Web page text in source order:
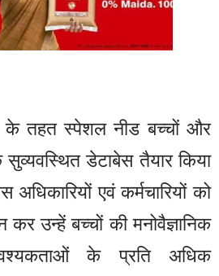
के तहत स्पेशल नीड बच्चों और
सुव्यवस्थित डेटाबेस तैयार किया
अधिकारियों एवं कर्मचारियों को
कर उन्हें बच्चों की मनोवैज्ञानिक
के प्रति अधिक